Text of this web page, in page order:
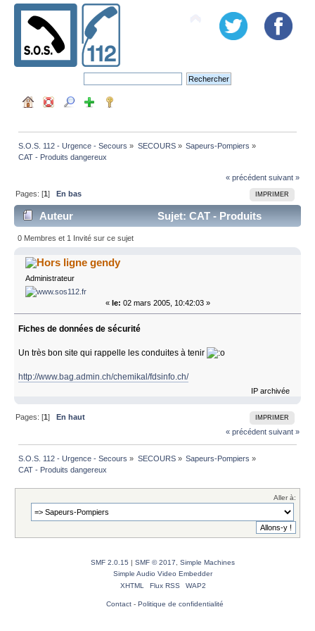
S.O.S. 112 - Urgence - Secours » SECOURS» Sapeurs-Pompiers »
CAT - Produits dangereux
« précédent suivant »
IMPRIMER
Pages: [1]En bas
Auteur
Sujet: CAT - Produits
dangereux (Lu 8972 fois)
0 Membres et 1 Invité sur ce sujet
gendy
Administrateur
« le: 02 mars 2005, 10:42:03 »
Fiches de données de sécurité
Un très bon site qui rappelle les conduites à tenir
http://www.bag.admin.ch/chemikal/fdsinfo.ch/
IP archivée
IMPRIMER
Pages: [1]En haut
« précédent suivant »
S.O.S. 112 - Urgence - Secours » SECOURS» Sapeurs-Pompiers »
CAT - Produits dangereux
Aller à:
SMF 2.0.15 | SMF © 2017
Simple Machines
Simple Audio Video Embedder
XHTML
Flux RSS WAP2
Contact- Politique de confidentialité